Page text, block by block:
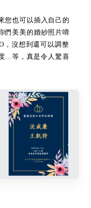
您也可以插入自己的
們美美的婚紗照片唷
，沒想到還可以調整
...等，真是令人驚喜